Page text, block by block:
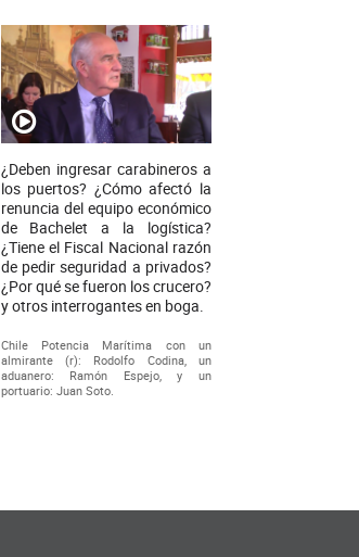
¿Deben ingresar carabineros a
los puertos? ¿Cómo afectó la
renuncia del equipo económico
de Bachelet a la logística?
¿Tiene el Fiscal Nacional razón
de pedir seguridad a privados?
¿Por qué se fueron los crucero?
y otros interrogantes en boga.
Chile Potencia Marítima con un
almirante (r): Rodolfo Codina, un
aduanero: Ramón Espejo, y un
portuario: Juan Soto.